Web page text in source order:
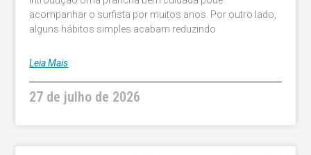
acompanhar o surfista por muitos anos. Por outro lado,
alguns hábitos simples acabam reduzindo
Leia Mais
27 de julho de 2026